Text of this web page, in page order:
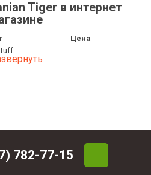
Tiger в интернет
Цена
782-77-15